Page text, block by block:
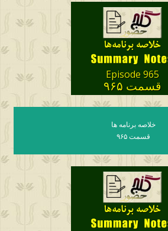
Episode 965
قسمت ۹۶۵
خلاصه برنامه ها
قسمت ۹۶۵